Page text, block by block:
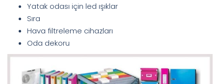
Yatak odası için led ışıklar
Sıra
Hava filtreleme cihazları
Oda dekoru